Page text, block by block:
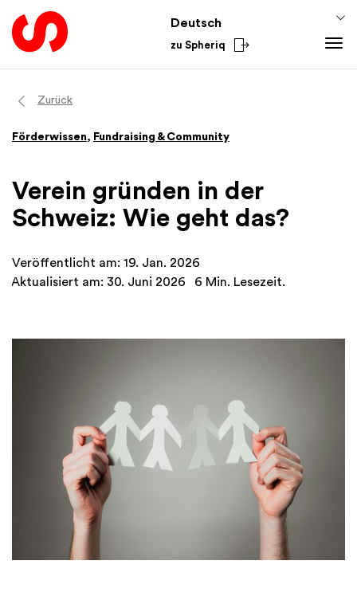
Deutsch
zu Spheriq
Verzeichnis
Recherche
Spenden-Tools
Fundraising-Tipps
Finanzen
Academy
Aus dem Sektor
International
Zurück
Förderwissen, Fundraising & Community
Verein gründen in der
Schweiz: Wie geht das?
Veröffentlicht am: 19. Jan. 2026
Aktualisiert am: 30. Juni 2026
6 Min. Lesezeit.